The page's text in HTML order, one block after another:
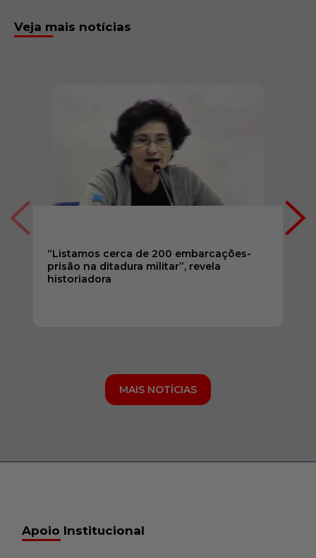
Veja mais notícias
“Listamos cerca de 200 embarcações-
prisão na ditadura militar”, revela
historiadora
MAIS NOTÍCIAS
Apoio Institucional